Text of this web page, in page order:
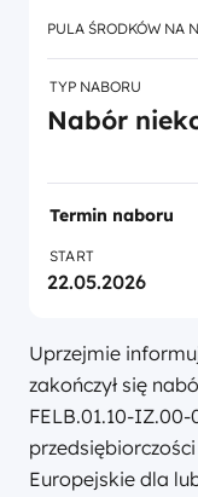
Uprzejmie
zakończył się
FELB.01.10-
Europejskie dla
PULA ŚRODKÓW NA
TYP NABORU
Nabór
Termin naboru
START
22.05.2026